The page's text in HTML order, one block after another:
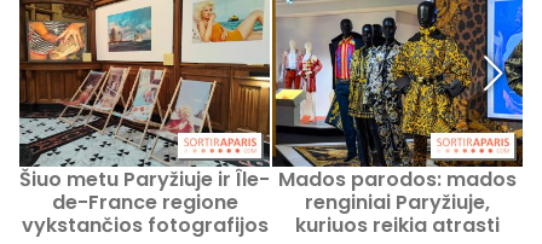
Šiuo metu Paryžiuje ir Île-
de-France regione
vykstančios fotografijos
Mados parodos: mados
renginiai Paryžiuje,
kuriuos reikia atrasti